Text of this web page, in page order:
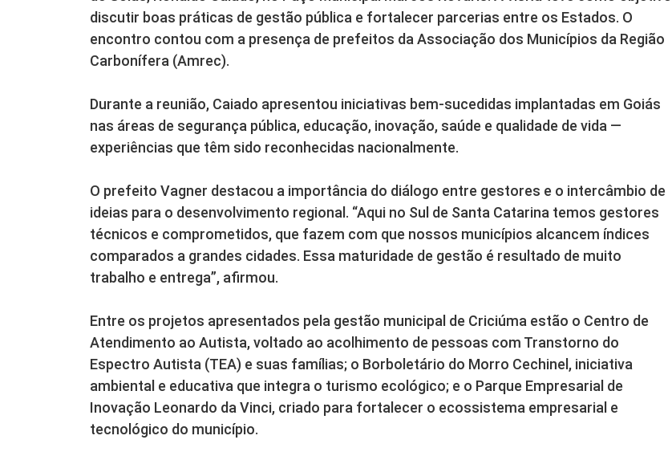
discutir boas práticas de gestão pública e fortalecer parcerias entre os Estados. O
encontro contou com a presença de prefeitos da Associação dos Municípios da Região
Carbonífera (Amrec).
Durante a reunião, Caiado apresentou iniciativas bem-sucedidas implantadas em Goiás
nas áreas de segurança pública, educação, inovação, saúde e qualidade de vida —
experiências que têm sido reconhecidas nacionalmente.
O prefeito Vagner destacou a importância do diálogo entre gestores e o intercâmbio de
ideias para o desenvolvimento regional. “Aqui no Sul de Santa Catarina temos gestores
técnicos e comprometidos, que fazem com que nossos municípios alcancem índices
comparados a grandes cidades. Essa maturidade de gestão é resultado de muito
trabalho e entrega”, afirmou.
Entre os projetos apresentados pela gestão municipal de Criciúma estão o Centro de
Atendimento ao Autista, voltado ao acolhimento de pessoas com Transtorno do
Espectro Autista (TEA) e suas famílias; o Borboletário do Morro Cechinel, iniciativa
ambiental e educativa que integra o turismo ecológico; e o Parque Empresarial de
Inovação Leonardo da Vinci, criado para fortalecer o ecossistema empresarial e
tecnológico do município.